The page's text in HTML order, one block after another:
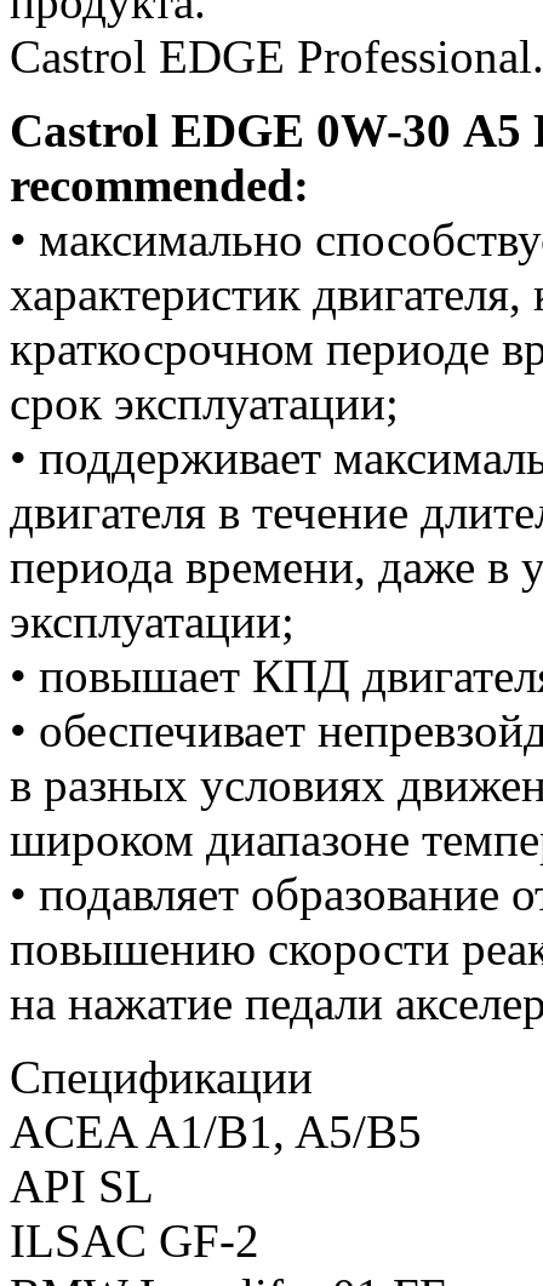
Castrol EDGE
Castrol EDGE 0W-30 A5
recommended:
• максимально
характеристик двигателя,
краткосрочном периоде
срок эксплуатации;
• поддерживает
двигателя в течение
периода времени, даже в
эксплуатации;
• повышает КПД
• обеспечивает
в разных условиях
широком диапазоне
• подавляет образование
повышению скорости
на нажатие педали
Спецификации
ACEA A1/B1, A5/B5
API SL
ILSAC GF-2